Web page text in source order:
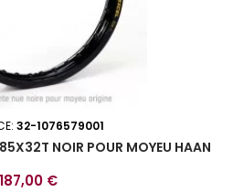
32-1076579001
85X32T NOIR POUR MOYEU HAAN
Prix
187,00 €